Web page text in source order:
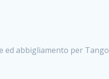
ed abbigliamento per Tango